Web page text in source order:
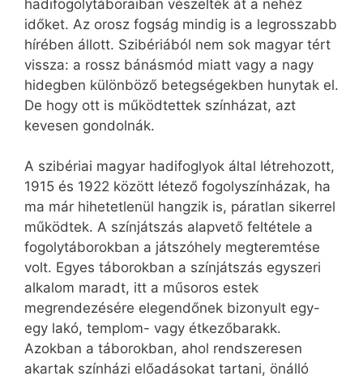
hadifogolytáboraiban vészelték át a nehéz
időket. Az orosz fogság mindig is a legrosszabb
hírében állott. Szibériából nem sok magyar tért
vissza: a rossz bánásmód miatt vagy a nagy
hidegben különböző betegségekben hunytak el.
De hogy ott is működtettek színházat, azt
kevesen gondolnák.
A szibériai magyar hadifoglyok által létrehozott,
1915 és 1922 között létező fogolyszínházak, ha
ma már hihetetlenül hangzik is, páratlan sikerrel
működtek. A színjátszás alapvető feltétele a
fogolytáborokban a játszóhely megteremtése
volt. Egyes táborokban a színjátszás egyszeri
alkalom maradt, itt a műsoros estek
megrendezésére elegendőnek bizonyult egy-
egy lakó, templom- vagy étkezőbarakk.
Azokban a táborokban, ahol rendszeresen
akartak színházi előadásokat tartani, önálló